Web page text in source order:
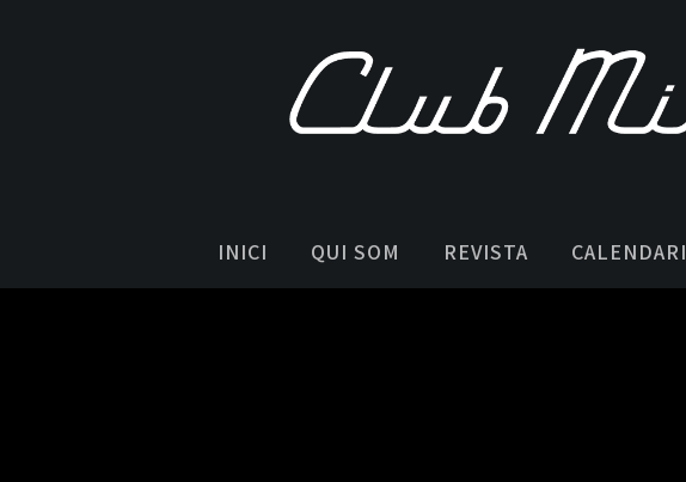
INICI QUI SOM REVISTA CALENDARI